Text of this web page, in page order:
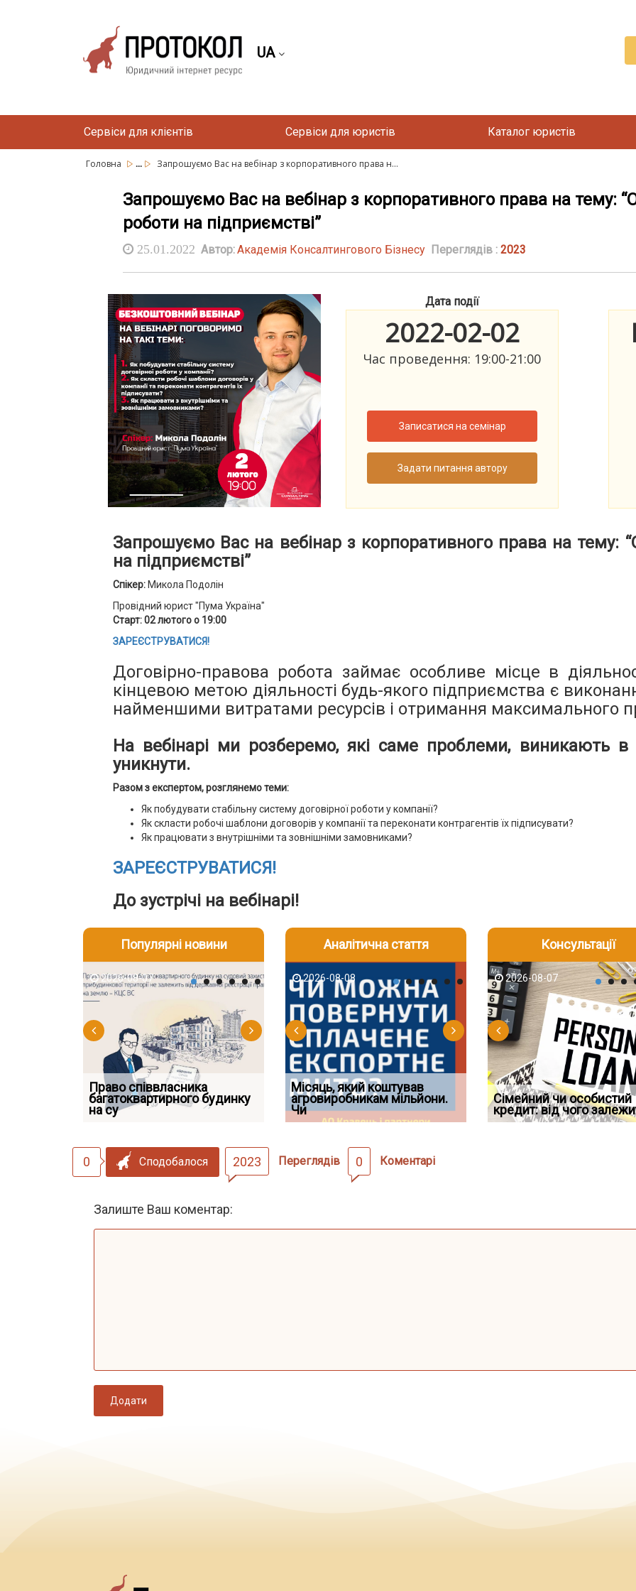
UA
Сервіси для клієнтів Сервіси для юристів Каталог юристів
Головна ... Запрошуємо Вас на вебінар з корпоративного права н...
Запрошуємо Вас на вебінар з корпоративного права на тему:
роботи на підприємстві”
25.01.2022 Автор:Академія Консалтингового Бізнесу Переглядів : 2023
Дата події
2022-02-02
Час проведення: 19:00-21:00
Записатися на семінар
Задати питання автору
Запрошуємо Вас на вебінар з корпоративного права на тему:
на підприємстві”
Спікер: Микола Подолін
Провідний юрист "Пума Україна"
Старт: 02 лютого о 19:00
ЗАРЕЄСТРУВАТИСЯ!
Договірно-правова робота займає особливе місце в
кінцевою метою діяльності будь-якого підприємства є
найменшими витратами ресурсів і отримання максимального
На вебінарі ми розберемо, які саме проблеми, виникають в
уникнути.
Разом з експертом, розглянемо теми:
Як побудувати стабільну систему договірної роботи у компанії?
Як скласти робочі шаблони договорів у компанії та переконати контрагентів їх підписувати?
Як працювати з внутрішніми та зовнішніми замовниками?
ЗАРЕЄСТРУВАТИСЯ!
До зустрічі на вебінарі!
Популярні новини
2026-08-07
Право співвласника
багатоквартирного будинку
на су
2026-08-06
Якщо суд встановив для
відшкодування шкоди
наявніс
2026-08-06
Документи, на яких не
проставляється апостиль:
пер
Аналітична стаття
2026-08-03
ФУНДАМЕНТАЛЬНА
ПРОБЛЕМА «СУДОВОЇ
ПРАКТИКИ», АБО ПР
2026-08-08
Місяць, який коштував
агровиробникам мільйони.
Чи
2026-08-07
Огляд практики ВС від
Ростислава Кравця, що
опублі
Консультації
2026-08-05
Чи потрібна ФОП печатка у
2026 році: правила засто
2026-08-07
Сімейний чи особистий
кредит: від чого
2026-07-30
Восьмий ААС
підтвердив, що
скас
0 Сподобалося 2023 Переглядів 0 Коментарі
Залиште Ваш коментар:
Додати